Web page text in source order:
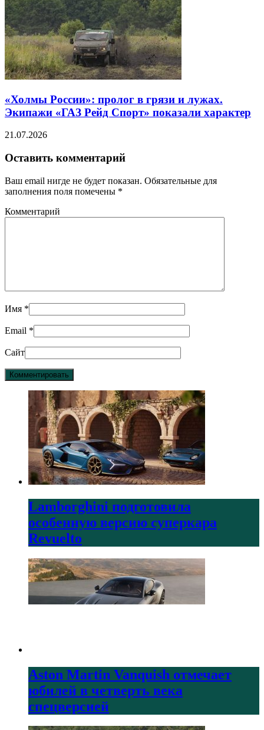
«Холмы России»: пролог в грязи и лужах.
Экипажи «ГАЗ Рейд Спорт» показали характер
21.07.2026
Оставить комментарий
Ваш email нигде не будет показан. Обязательные для
заполнения поля помечены *
Комментарий
Имя *
Email *
Сайт
Lamborghini подготовила
особенную версию суперкара
Revuelto
Aston Martin Vanquish отмечает
юбилей в четверть века
спецверсией